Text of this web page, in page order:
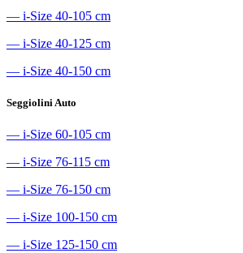
― i-Size 40-105 cm
― i-Size 40-125 cm
― i-Size 40-150 cm
Seggiolini Auto
― i-Size 60-105 cm
― i-Size 76-115 cm
― i-Size 76-150 cm
― i-Size 100-150 cm
― i-Size 125-150 cm